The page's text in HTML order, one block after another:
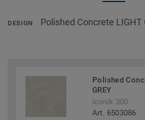
DESIGN Polished Concrete LIGHT
Polished
GREY
Iconik 300
Art. 6503086